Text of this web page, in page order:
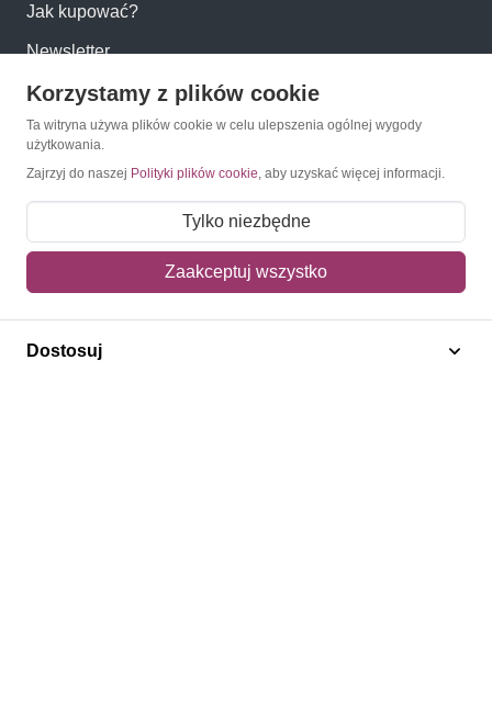
Jak kupować?
Newsletter
Konto
Moje konto
Mój koszyk
Adres dostawy
Polecamy
Korzystamy z plików cookie
Ta witryna używa plików cookie w celu ulepszenia ogólnej wygody
użytkowania.
Zajrzyj do naszej Polityki plików cookie, aby uzyskać więcej informacji.
Tylko niezbędne
Zaakceptuj wszystko
Dostosuj